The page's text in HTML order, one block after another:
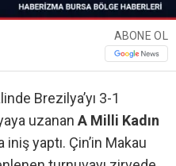
ABONE OL
Brezilya’yı 3-1
uzanan A Milli Kadın
iniş yaptı. Çin’in Makau